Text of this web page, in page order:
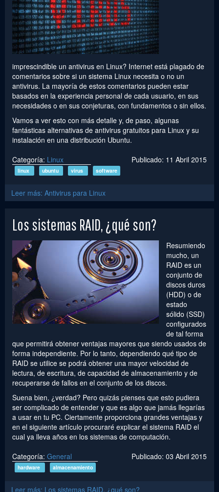
imprescindible un antivirus en Linux? Internet está plagado de
comentarios sobre si un sistema Linux necesita o no un
antivirus. La mayoría de estos comentarios pueden estar
basados en la experiencia personal de cada usuario, en sus
necesidades o en sus conjeturas, con fundamentos o sin ellos.
Vamos a ver esto con más detalle y, de paso, algunas
fantásticas alternativas de antivirus gratuitos para Linux y su
instalación en una distribución Ubuntu.
Categoría: Linux Publicado: 11 Abril 2015
linux ubuntu virus software
Leer más: Antivirus para Linux
Los sistemas RAID, ¿qué son?
Resumiendo
mucho, un
RAID es un
conjunto de
discos duros
(HDD) o de
estado
sólido (SSD)
configurados
de tal forma
que permitirá obtener ventajas mayores que siendo usados de
forma independiente. Por lo tanto, dependiendo qué tipo de
RAID se utilice se podrá obtener una mayor velocidad de
lectura, de escritura, de capacidad de almacenamiento y de
recuperarse de fallos en el conjunto de los discos.
Suena bien, ¿verdad? Pero quizás pienses que esto pudiera
ser complicado de entender y que es algo que jamás llegarías
a usar en tu PC. Ciertamente proporciona grandes ventajas y
en el siguiente artículo procuraré explicar el sistema RAID el
cual ya lleva años en los sistemas de computación.
Categoría: General Publicado: 03 Abril 2015
hardware almacenamiento
Leer más: Los sistemas RAID, ¿qué son?